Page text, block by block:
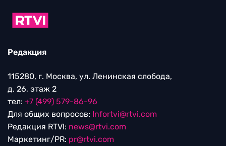
Редакция
115280, г. Москва, ул. Ленинская слобода,
д. 26, этаж 2
тел: +7 (499) 579-86-96
Для общих вопросов: Infortvi@rtvi.com
Редакция RTVI: news@rtvi.com
Маркетинг/PR: pr@rtvi.com